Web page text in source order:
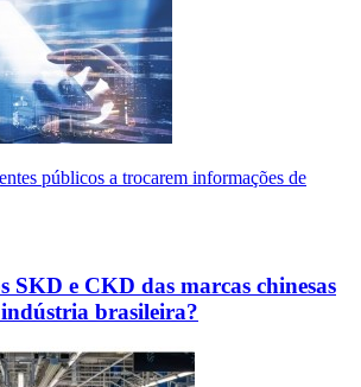
públicos a trocarem informações de
SKD e CKD das marcas chinesas
brasileira?